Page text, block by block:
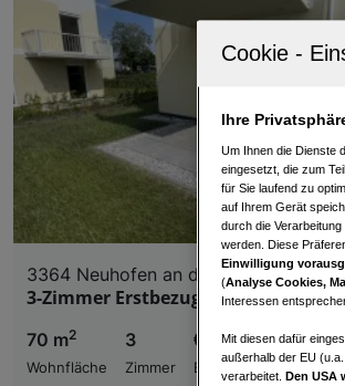
3364 Neuhofen an der Ybbs
3-Zimmer Erstbezugswohnung mit
70 m2
Wohnfläche
3
Zimmer
€ 1.020,00
Bruttomiete
Ihre
Um Ihnen die Dienste
eingesetzt, die zum
für Sie laufend zu
auf Ihrem Gerät
durch die
werden. Diese
Einwilligung
(Analyse Cookies,
Interessen
Mit diesen dafür
außerhalb der EU
verarbeitet. Den USA